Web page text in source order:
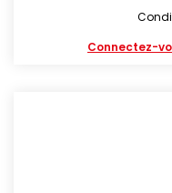
Connectez-